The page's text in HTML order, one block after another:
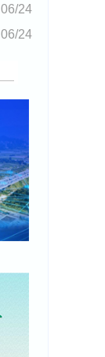
06/24
06/24